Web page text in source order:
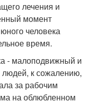
лечения и
момент
человека
время.
- малоподвижный и
людей, к сожалению,
за рабочим
на облюбленном